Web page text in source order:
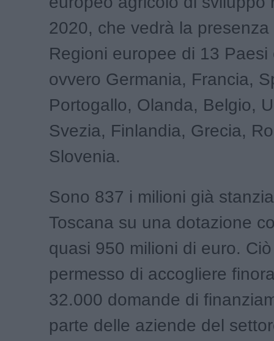
2020, che vedrà la presenza
Regioni europee di 13 Paesi
ovvero Germania, Francia,
Portogallo, Olanda, Belgio,
Svezia, Finlandia, Grecia,
Slovenia.
Sono 837 i milioni già
Toscana su una dotazione
quasi 950 milioni di euro.
permesso di accogliere
32.000 domande di
parte delle aziende del